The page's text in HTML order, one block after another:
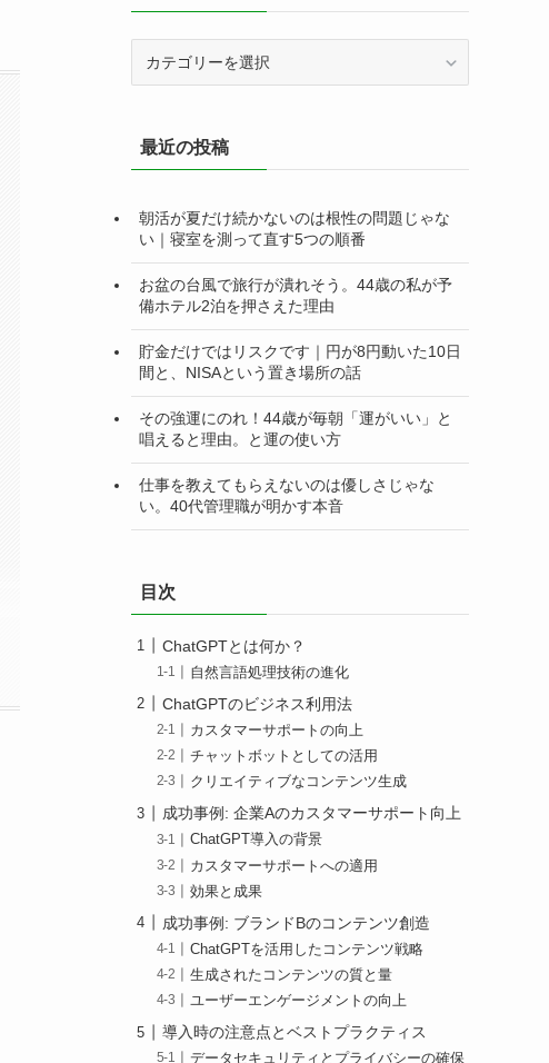
ー最近の投稿
朝活が夏だけ続かないのは根性の問題じゃな
い｜寝室を測って直す5つの順番
お盆の台風で旅行が潰れそう。44歳の私が予
備ホテル2泊を押さえた理由
貯金だけではリスクです｜円が8円動いた10日
間と、NISAという置き場所の話
その強運にのれ！44歳が毎朝「運がいい」と
唱えると理由。と運の使い方
仕事を教えてもらえないのは優しさじゃな
い。40代管理職が明かす本音
目次
ChatGPTとは何か？
自然言語処理技術の進化
ChatGPTのビジネス利用法
カスタマーサポートの向上
チャットボットとしての活用
クリエイティブなコンテンツ生成
成功事例: 企業Aのカスタマーサポート向上
ChatGPT導入の背景
カスタマーサポートへの適用
効果と成果
成功事例: ブランドBのコンテンツ創造
ChatGPTを活用したコンテンツ戦略
生成されたコンテンツの質と量
ユーザーエンゲージメントの向上
導入時の注意点とベストプラクティス
データセキュリティとプライバシーの確保